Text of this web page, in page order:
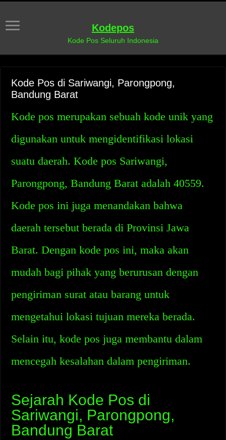
Kodepos
Kode Pos Seluruh Indonesia
Kode Pos di Sariwangi, Parongpong,
Bandung Barat
Kode pos merupakan sebuah kode unik yang
digunakan untuk mengidentifikasi lokasi
suatu daerah. Kode pos Sariwangi,
Parongpong, Bandung Barat adalah 40559.
Kode pos ini juga menandakan bahwa
daerah tersebut berada di Provinsi Jawa
Barat. Dengan kode pos ini, maka akan
mudah bagi pihak yang berurusan dengan
pengiriman surat atau barang untuk
mengetahui lokasi tujuan mereka berada.
Selain itu, kode pos juga membantu dalam
mencegah kesalahan dalam pengiriman.
Sejarah Kode Pos di
Sariwangi, Parongpong,
Bandung Barat